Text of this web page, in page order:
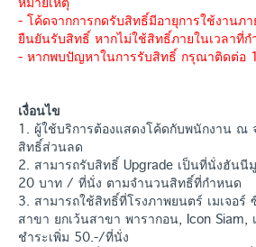
- โค้ดจากการกดรับสิทธิ์มีอายุการใช้งานภ
ยืนยันรับสิทธิ์ หากไม่ใช้สิทธิ์ภายในเวลาที่
- หากพบปัญหาในการรับสิทธิ์ กรุณาติดต่อ
เงื่อนไข
1. ผู้ใช้บริการต้องแสดงโค้ดกับพนักงาน ณ
สิทธิ์ส่วนลด
2. สามารถรับสิทธิ์ Upgrade เป็นที่นั่งฮันนี
20 บาท / ที่นั่ง ตามจำนวนสิทธิ์ที่กำหนด
3. สามารถใช้สิทธิ์ที่โรงภาพยนตร์ เมเจอร์
สาขา ยกเว้นสาขา พารากอน, Icon Siam,
ชำระเพิ่ม 50.-/ที่นั่ง